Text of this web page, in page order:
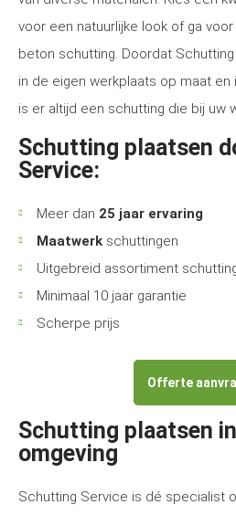
voor een natuurlijke look of ga
beton schutting. Doordat
in de eigen werkplaats op maat en
is er altijd een schutting die bij uw
Schutting plaatsen
Service:
Meer dan 25 jaar ervaring
Maatwerk schuttingen
Uitgebreid assortiment
Minimaal 10 jaar garantie
Scherpe prijs
Offerte
Schutting plaatsen
omgeving
Schutting Service is dé specialist